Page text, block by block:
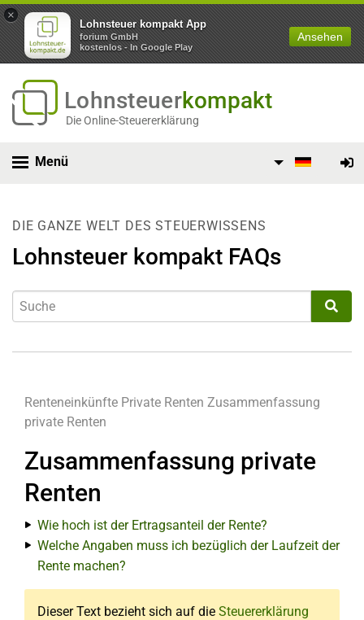
×
Lohnsteuer kompakt App
forium GmbH
kostenlos - In Google Play
Ansehen
Lohnsteuerkompakt
Die Online-Steuererklärung
Menü
DIE GANZE WELT DES STEUERWISSENS
Lohnsteuer kompakt FAQs
Renteneinkünfte Private Renten Zusammenfassung
private Renten
Zusammenfassung private
Renten
Wie hoch ist der Ertragsanteil der Rente?
Welche Angaben muss ich bezüglich der Laufzeit der
Rente machen?
Dieser Text bezieht sich auf die Steuererklärung